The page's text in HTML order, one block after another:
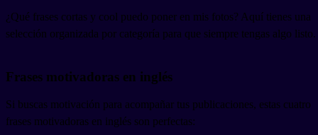
¿Qué frases cortas y cool puedo poner en mis fotos? Aquí tienes una
selección organizada por categoría para que siempre tengas algo listo.
Frases motivadoras en inglés
Si buscas motivación para acompañar tus publicaciones, estas cuatro
frases motivadoras en inglés son perfectas: